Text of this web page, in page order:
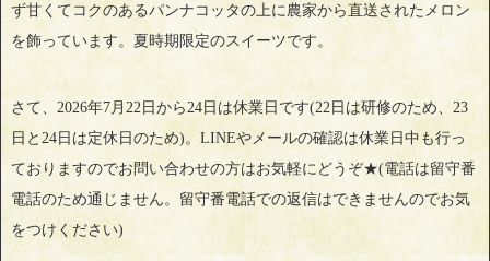
ず甘くてコクのあるパンナコッタの上に農家から直送されたメロン
を飾っています。夏時期限定のスイーツです。
さて、2026年7月22日から24日は休業日です(22日は研修のため、23
日と24日は定休日のため)。LINEやメールの確認は休業日中も行っ
ておりますのでお問い合わせの方はお気軽にどうぞ★(電話は留守番
電話のため通じません。留守番電話での返信はできませんのでお気
をつけください)